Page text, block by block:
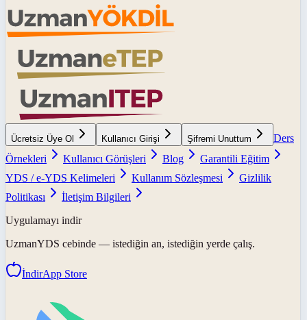
Ücretsiz Üye Ol Kullanıcı Girişi Şifremi Unuttum
Ders
Örnekleri
Kullanıcı Görüşleri Blog
Garantili Eğitim
YDS / e-YDS Kelimeleri
Kullanım Sözleşmesi
Gizlilik
Politikası
İletişim Bilgileri
Uygulamayı indir
UzmanYDS cebinde — istediğin an, istediğin yerde çalış.
İndirApp Store